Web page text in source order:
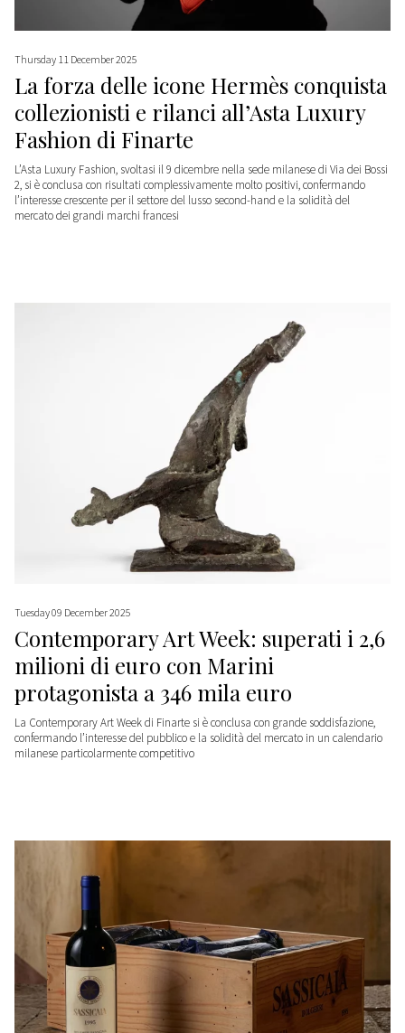
Thursday 11 December 2025
La forza delle icone Hermès conquista
collezionisti e rilanci all’Asta Luxury
Fashion di Finarte
L’Asta Luxury Fashion, svoltasi il 9 dicembre nella sede milanese di Via dei Bossi
2, si è conclusa con risultati complessivamente molto positivi, confermando
l’interesse crescente per il settore del lusso second-hand e la solidità del
mercato dei grandi marchi francesi
Tuesday 09 December 2025
Contemporary Art Week: superati i 2,6
milioni di euro con Marini
protagonista a 346 mila euro
La Contemporary Art Week di Finarte si è conclusa con grande soddisfazione,
confermando l’interesse del pubblico e la solidità del mercato in un calendario
milanese particolarmente competitivo